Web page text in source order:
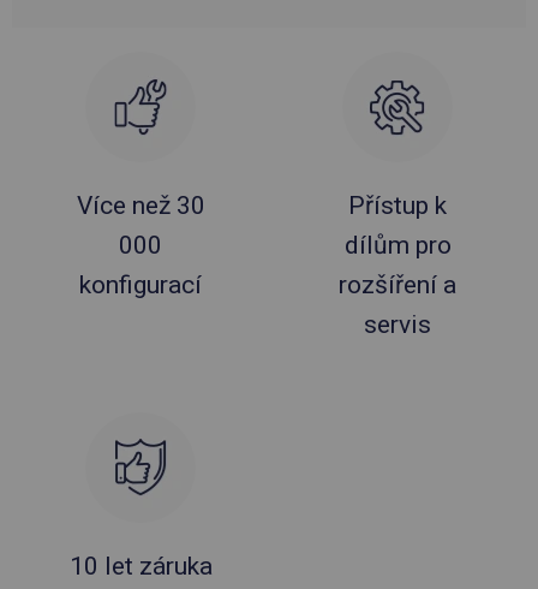
Více než 30
000
konfigurací
Přístup k
dílům pro
rozšíření a
servis
10 let záruka